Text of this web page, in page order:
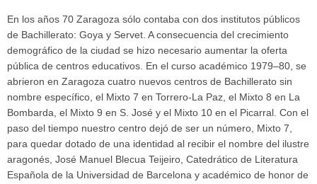
En los años 70 Zaragoza sólo contaba con dos institutos públicos
de Bachillerato: Goya y Servet. A consecuencia del crecimiento
demográfico de la ciudad se hizo necesario aumentar la oferta
pública de centros educativos. En el curso académico 1979–80, se
abrieron en Zaragoza cuatro nuevos centros de Bachillerato sin
nombre específico, el Mixto 7 en Torrero-La Paz, el Mixto 8 en La
Bombarda, el Mixto 9 en S. José y el Mixto 10 en el Picarral. Con el
paso del tiempo nuestro centro dejó de ser un número, Mixto 7,
para quedar dotado de una identidad al recibir el nombre del ilustre
aragonés, José Manuel Blecua Teijeiro, Catedrático de Literatura
Española de la Universidad de Barcelona y académico de honor de